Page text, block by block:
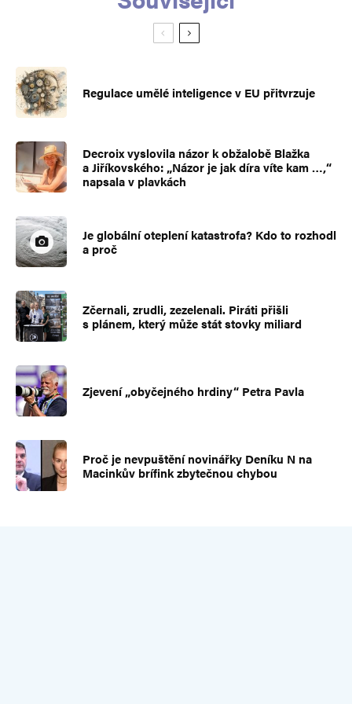
Regulace umělé inteligence v EU přitvrzuje
Decroix vyslovila názor k obžalobě Blažka
a Jiříkovského: „Názor je jak díra víte kam …,“
napsala v plavkách
Je globální oteplení katastrofa? Kdo to rozhodl
a proč
Zčernali, zrudli, zezelenali. Piráti přišli
s plánem, který může stát stovky miliard
Zjevení „obyčejného hrdiny“ Petra Pavla
Proč je nevpuštění novinářky Deníku N na
Macinkův brífink zbytečnou chybou